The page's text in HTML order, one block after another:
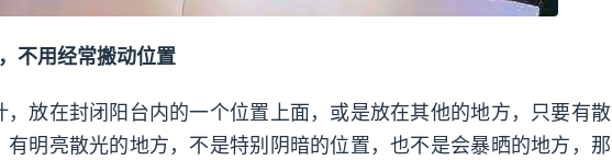
不用经常搬动位置
，放在封闭阳台内的一个位置上面，或是放在其他的地方，只要有散
有明亮散光的地方，不是特别阴暗的位置，也不是会暴晒的地方，那